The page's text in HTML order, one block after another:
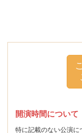
開演時間について
特に記載のない公演に